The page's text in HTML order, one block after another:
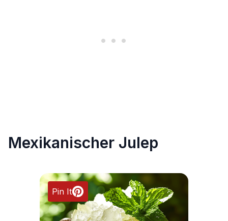
Mexikanischer Julep
Pin It